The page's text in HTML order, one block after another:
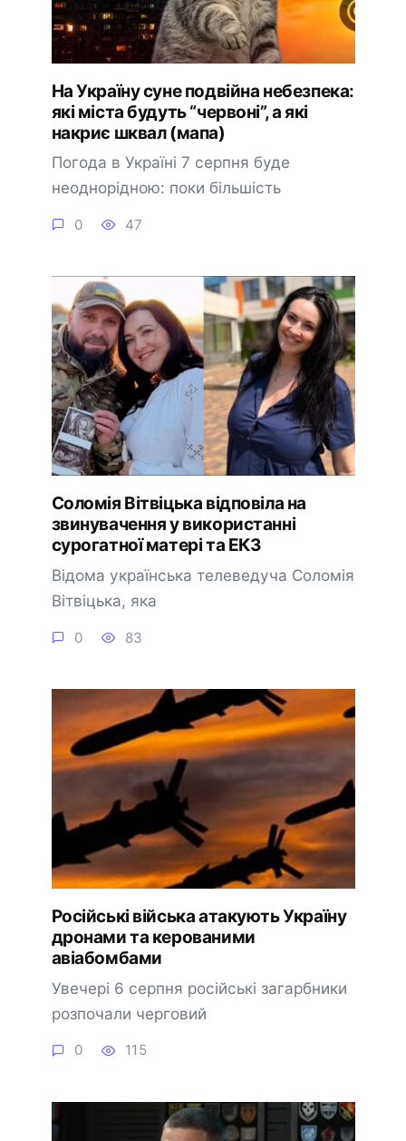
На Україну суне подвійна небезпека:
які міста будуть “червоні”, а які
накриє шквал (мапа)
Погода в Україні 7 серпня буде
неоднорідною: поки більшість
0 47
Соломія Вітвіцька відповіла на
звинувачення у використанні
сурогатної матері та ЕКЗ
Відома українська телеведуча Соломія
Вітвіцька, яка
0 83
Російські війська атакують Україну
дронами та керованими
авіабомбами
Увечері 6 серпня російські загарбники
розпочали черговий
0 115